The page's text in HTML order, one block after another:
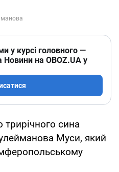
у курсі головного —
Новини на OBOZ.UA у
сина
Муси, який